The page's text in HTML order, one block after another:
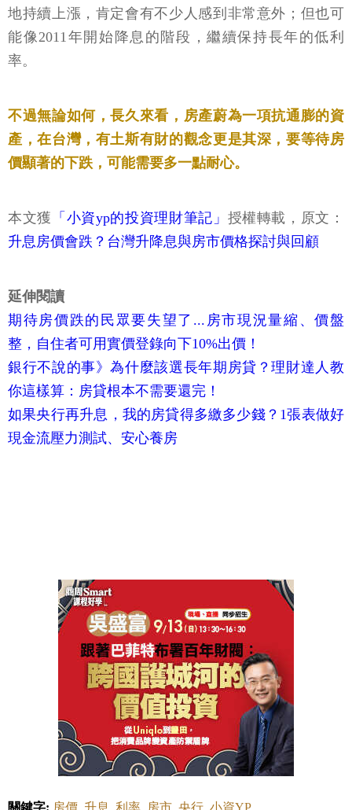
地持續上漲，肯定會有不少人感到非常意外；但也可
能像2011年開始降息的階段，繼續保持長年的低利
率。
不過無論如何，長久來看，房產蔚為一項抗通膨的資
產，在台灣，有土斯有財的觀念更是其深，要等待房
價顯著的下跌，可能需要多一點耐心。
本文獲 「小資yp的投資理財筆記」 授權轉載，原文：
升息房價會跌？台灣升降息與房市價格探討與回顧
延伸閱讀
期待房價跌的民眾要失望了...房市現況量縮、價盤
整，自住者可用實價登錄向下10%出價！
銀行不說的事》為什麼該選長年期房貸？理財達人教
你這樣算：房貸根本不需要還完！
如果央行再升息，我的房貸得多繳多少錢？1張表做好
現金流壓力測試、安心養房
關鍵字: 房價 升息 利率 房市 央行 小資YP